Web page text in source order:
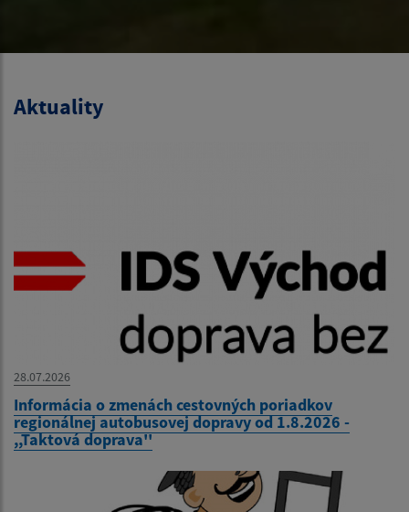
Aktuality
28.07.2026
Informácia o zmenách cestovných poriadkov
regionálnej autobusovej dopravy od 1.8.2026 -
,,Taktová doprava''